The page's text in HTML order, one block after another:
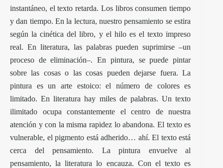
instantáneo, el texto retarda. Los libros consumen tiempo
y dan tiempo. En la lectura, nuestro pensamiento se estira
según la cinética del libro, y el hilo es el texto impreso
real. En literatura, las palabras pueden suprimirse –un
proceso de eliminación–. En pintura, se puede pintar
sobre las cosas o las cosas pueden dejarse fuera. La
pintura es un arte estoico: el número de colores es
limitado. En literatura hay miles de palabras. Un texto
ilimitado ocupa constantemente el centro de nuestra
atención y con la misma rapidez lo abandona. El texto es
vulnerable, el pigmento está adherido… ahí. El texto está
cerca del pensamiento. La pintura envuelve al
pensamiento, la literatura lo encauza. Con el texto es